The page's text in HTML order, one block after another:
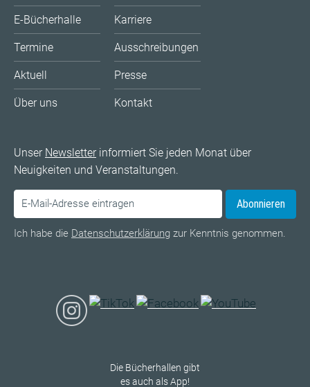
E-Bücherhalle
Termine
Aktuell
Über uns
Karriere
Ausschreibungen
Presse
Kontakt
Unser Newsletterinformiert Sie jeden Monat über
Neuigkeiten und Veranstaltungen.
Abonnieren
Ich habe die Datenschutzerklärung zur Kenntnis genommen.
Die Bücherhallen gibt
es auch als App!